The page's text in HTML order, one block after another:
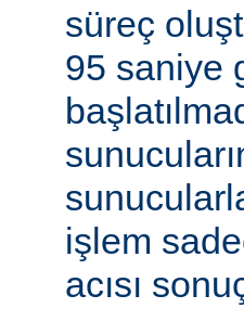
süreç
95 saniye
işlem
acısı